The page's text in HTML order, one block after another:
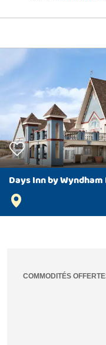
Days Inn by
COMMODITÉS